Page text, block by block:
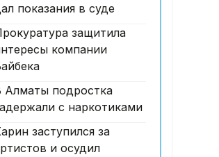
теңгеден астам қаржы
07 Тамыз 2026
ұлттық құраманы
бас бапкері
мүмкін
показания в суде
защитила
компании
Алматы подростка
с наркотиками
заступился за
и осудил